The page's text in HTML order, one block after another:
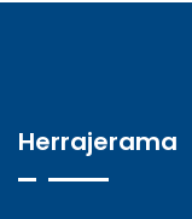
Herrajerama